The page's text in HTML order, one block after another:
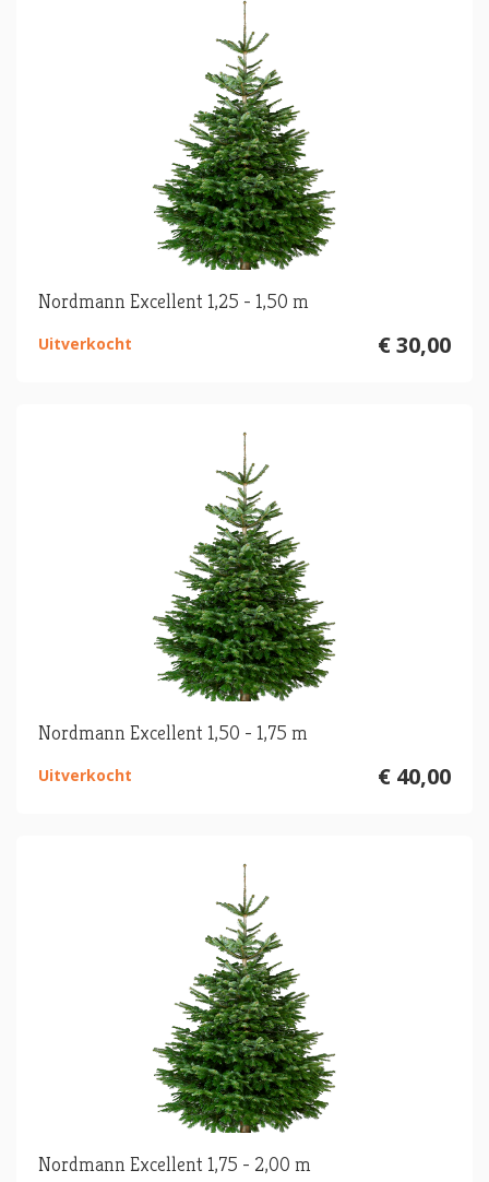
Nordmann Excellent 1,25 - 1,50 m
€ 30,00
Uitverkocht
Nordmann Excellent 1,50 - 1,75 m
€ 40,00
Uitverkocht
Nordmann Excellent 1,75 - 2,00 m